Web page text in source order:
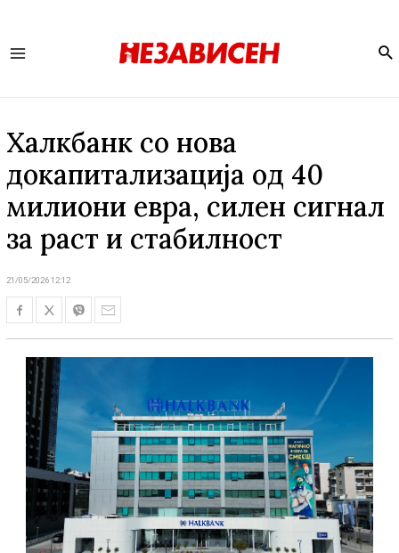
Халкбанк со нова
докапитализација од 40
милиони евра, силен сигнал
за раст и стабилност
21/05/2026 12:12